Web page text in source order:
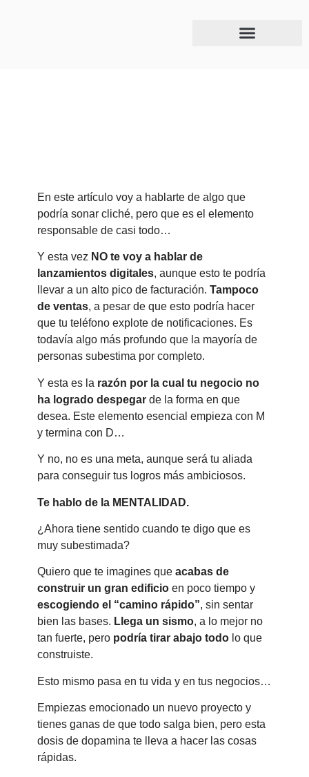
En este artículo voy a hablarte de algo que
podría sonar cliché, pero que es el elemento
responsable de casi todo…
Y esta vez NO te voy a hablar de
lanzamientos digitales, aunque esto te podría
llevar a un alto pico de facturación. Tampoco
de ventas, a pesar de que esto podría hacer
que tu teléfono explote de notificaciones. Es
todavía algo más profundo que la mayoría de
personas subestima por completo.
Y esta es la razón por la cual tu negocio no
ha logrado despegar de la forma en que
desea. Este elemento esencial empieza con M
y termina con D…
Y no, no es una meta, aunque será tu aliada
para conseguir tus logros más ambiciosos.
Te hablo de la MENTALIDAD.
¿Ahora tiene sentido cuando te digo que es
muy subestimada?
Quiero que te imagines que acabas de
construir un gran edificio en poco tiempo y
escogiendo el “camino rápido”, sin sentar
bien las bases. Llega un sismo, a lo mejor no
tan fuerte, pero podría tirar abajo todo lo que
construiste.
Esto mismo pasa en tu vida y en tus negocios…
Empiezas emocionado un nuevo proyecto y
tienes ganas de que todo salga bien, pero esta
dosis de dopamina te lleva a hacer las cosas
rápidas.